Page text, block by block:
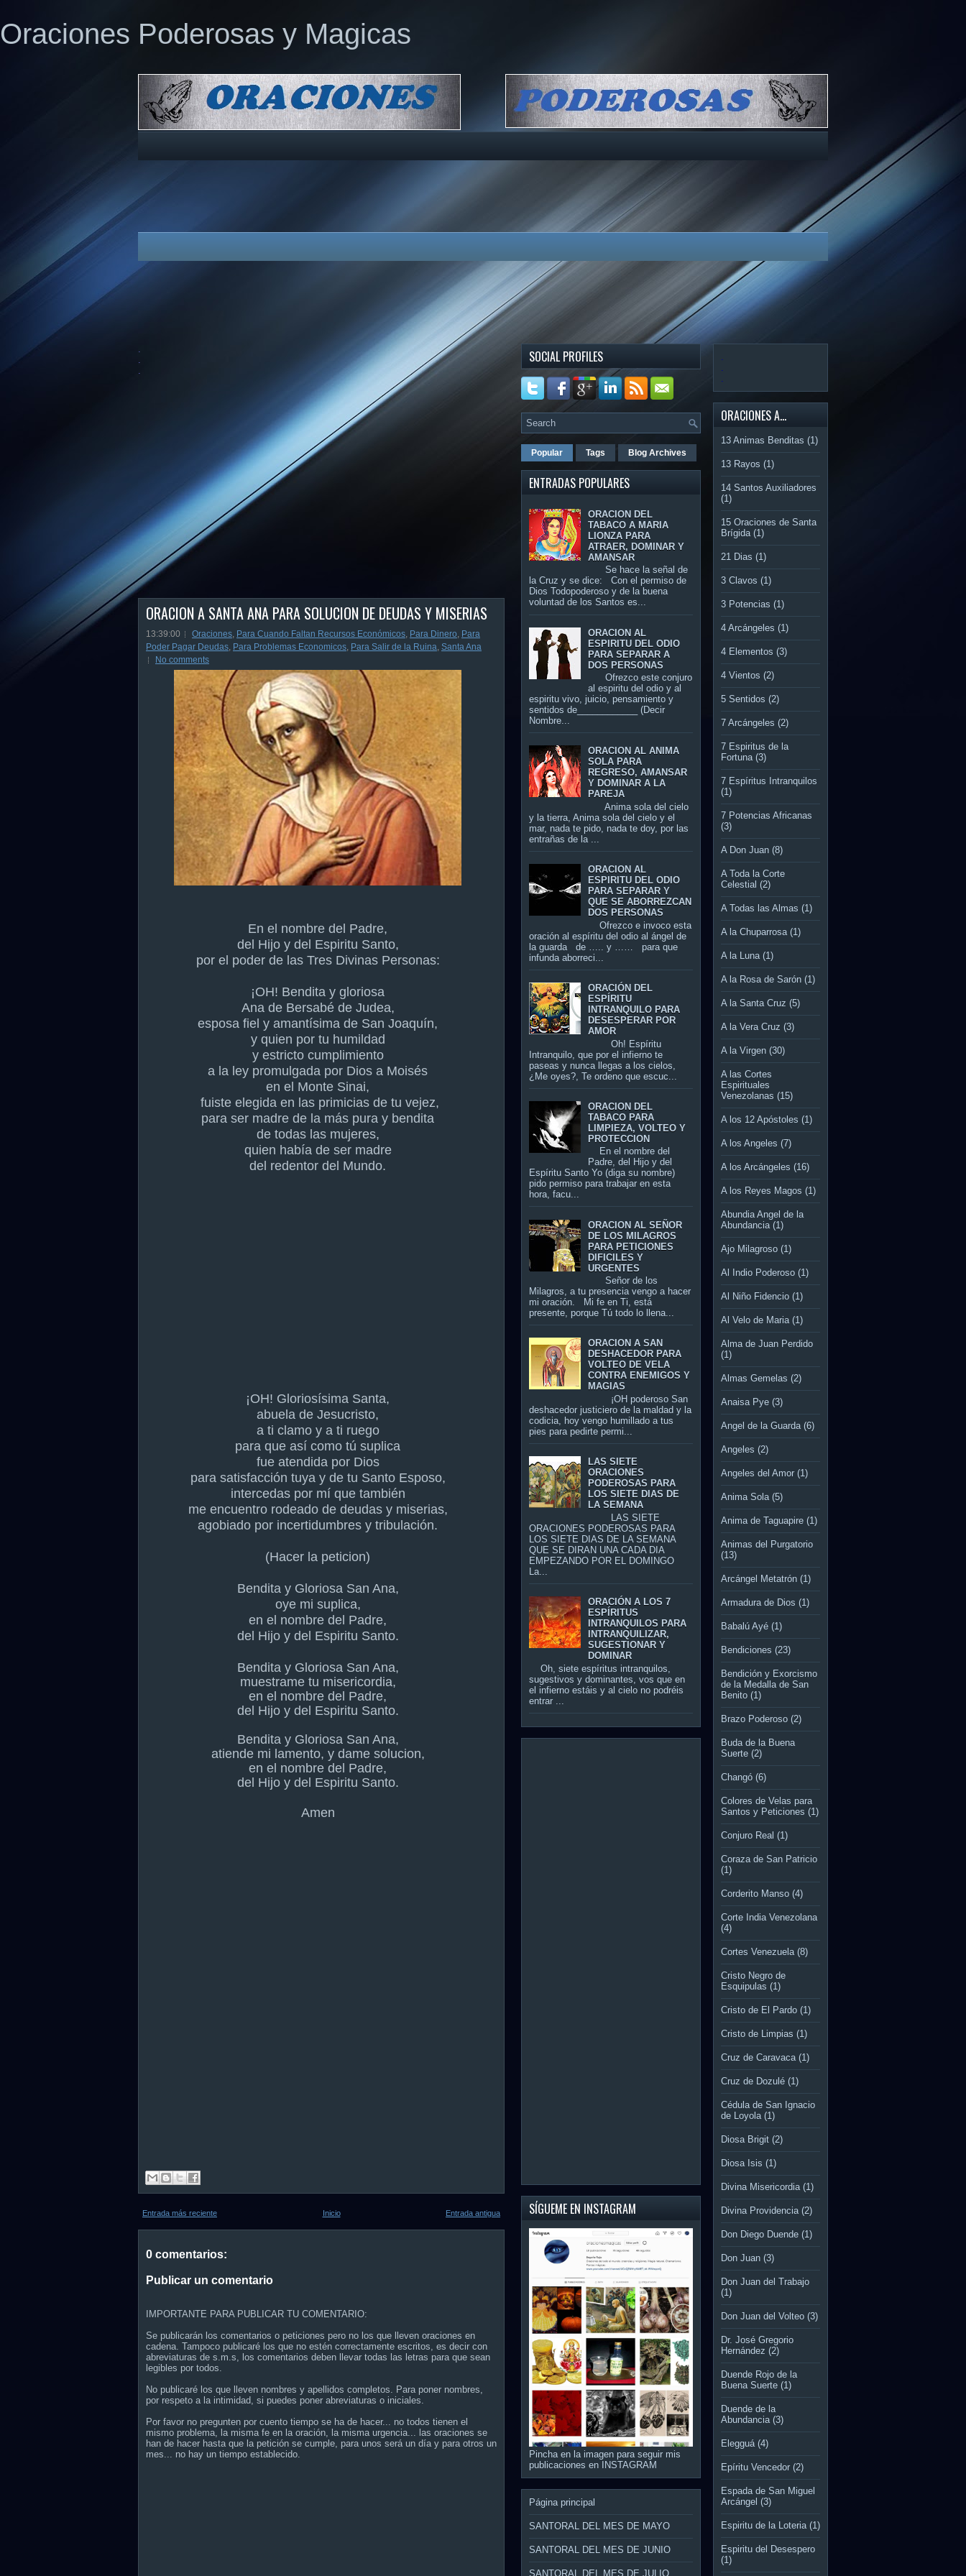
Oraciones Poderosas y Magicas
ORACION A SANTA ANA PARA SOLUCION DE DEUDAS Y MISERIAS
13:39:00 Oraciones Para Cuando Faltan Recursos Económicos Para Dinero Para
Poder Pagar Deudas Para Problemas Economicos Para Salir de la Ruina Santa Ana
No comments
En el nombre del Padre,
del Hijo y del Espiritu Santo,
por el poder de las Tres Divinas Personas:
¡OH! Bendita y gloriosa
Ana de Bersabé de Judea,
esposa fiel y amantísima de San Joaquín,
y quien por tu humildad
y estricto cumplimiento
a la ley promulgada por Dios a Moisés
en el Monte Sinai,
fuiste elegida en las primicias de tu vejez,
para ser madre de la más pura y bendita
de todas las mujeres,
quien había de ser madre
del redentor del Mundo.
¡OH! Gloriosísima Santa,
abuela de Jesucristo,
a ti clamo y a ti ruego
para que así como tú suplica
fue atendida por Dios
para satisfacción tuya y de tu Santo Esposo,
intercedas por mí que también
me encuentro rodeado de deudas y miserias,
agobiado por incertidumbres y tribulación.
(Hacer la peticion)
Bendita y Gloriosa San Ana,
oye mi suplica,
en el nombre del Padre,
del Hijo y del Espiritu Santo.
Bendita y Gloriosa San Ana,
muestrame tu misericordia,
en el nombre del Padre,
del Hijo y del Espiritu Santo.
Bendita y Gloriosa San Ana,
atiende mi lamento, y dame solucion,
en el nombre del Padre,
del Hijo y del Espiritu Santo.
Amen
Entrada más reciente Entrada antigua
Inicio
0 comentarios:
Publicar un comentario
IMPORTANTE PARA PUBLICAR TU COMENTARIO:
Se publicarán los comentarios o peticiones pero no los que lleven oraciones en
cadena. Tampoco publicaré los que no estén correctamente escritos, es decir con
abreviaturas de s.m.s, los comentarios deben llevar todas las letras para que sean
legibles por todos.
No publicaré los que lleven nombres y apellidos completos. Para poner nombres,
por respeto a la intimidad, si puedes poner abreviaturas o iniciales.
Por favor no pregunten por cuento tiempo se ha de hacer... no todos tienen el
mismo problema, la misma fe en la oración, la misma urgencia... las oraciones se
han de hacer hasta que la petición se cumple, para unos será un día y para otros un
mes... no hay un tiempo establecido.
SOCIAL PROFILES
Popular Tags Blog Archives
ENTRADAS POPULARES
ORACION DEL
TABACO A MARIA
LIONZA PARA
ATRAER, DOMINAR Y
AMANSAR
Se hace la señal de
la Cruz y se dice: Con el permiso de
Dios Todopoderoso y de la buena
voluntad de los Santos es...
ORACION AL
ESPIRITU DEL ODIO
PARA SEPARAR A
DOS PERSONAS
Ofrezco este conjuro
al espiritu del odio y al
espiritu vivo, juicio, pensamiento y
sentidos de____________ (Decir
Nombre...
ORACION AL ANIMA
SOLA PARA
REGRESO, AMANSAR
Y DOMINAR A LA
PAREJA
Anima sola del cielo
y la tierra, Anima sola del cielo y el
mar, nada te pido, nada te doy, por las
entrañas de la ...
ORACION AL
ESPIRITU DEL ODIO
PARA SEPARAR Y
QUE SE ABORREZCAN
DOS PERSONAS
Ofrezco e invoco esta
oración al espíritu del odio al ángel de
la guarda de ….. y …… para que
infunda aborreci...
ORACIÓN DEL
ESPÍRITU
INTRANQUILO PARA
DESESPERAR POR
AMOR
Oh! Espíritu
Intranquilo, que por el infierno te
paseas y nunca llegas a los cielos,
¿Me oyes?, Te ordeno que escuc...
ORACION DEL
TABACO PARA
LIMPIEZA, VOLTEO Y
PROTECCION
En el nombre del
Padre, del Hijo y del
Espíritu Santo Yo (diga su nombre)
pido permiso para trabajar en esta
hora, facu...
ORACION AL SEÑOR
DE LOS MILAGROS
PARA PETICIONES
DIFICILES Y
URGENTES
Señor de los
Milagros, a tu presencia vengo a hacer
mi oración. Mi fe en Ti, está
presente, porque Tú todo lo llena...
ORACION A SAN
DESHACEDOR PARA
VOLTEO DE VELA
CONTRA ENEMIGOS Y
MAGIAS
¡OH poderoso San
deshacedor justiciero de la maldad y la
codicia, hoy vengo humillado a tus
pies para pedirte permi...
LAS SIETE
ORACIONES
PODEROSAS PARA
LOS SIETE DIAS DE
LA SEMANA
LAS SIETE
ORACIONES PODEROSAS PARA
LOS SIETE DIAS DE LA SEMANA
QUE SE DIRAN UNA CADA DIA
EMPEZANDO POR EL DOMINGO
La...
ORACIÓN A LOS 7
ESPÍRITUS
INTRANQUILOS PARA
INTRANQUILIZAR,
SUGESTIONAR Y
DOMINAR
Oh, siete espíritus intranquilos,
sugestivos y dominantes, vos que en
el infierno estáis y al cielo no podréis
entrar ...
SÍGUEME EN INSTAGRAM
Pincha en la imagen para seguir mis
publicaciones en INSTAGRAM
Página principal
SANTORAL DEL MES DE MAYO
SANTORAL DEL MES DE JUNIO
SANTORAL DEL MES DE JULIO
ORACIONES A...
13 Animas Benditas (1)
13 Rayos (1)
14 Santos Auxiliadores
(1)
15 Oraciones de Santa
Brígida (1)
21 Dias (1)
3 Clavos (1)
3 Potencias (1)
4 Arcángeles (1)
4 Elementos (3)
4 Vientos (2)
5 Sentidos (2)
7 Arcángeles (2)
7 Espiritus de la
Fortuna (3)
7 Espíritus Intranquilos
(1)
7 Potencias Africanas
(3)
A Don Juan (8)
A Toda la Corte
Celestial (2)
A Todas las Almas (1)
A la Chuparrosa (1)
A la Luna (1)
A la Rosa de Sarón (1)
A la Santa Cruz (5)
A la Vera Cruz (3)
A la Virgen (30)
A las Cortes
Espirituales
Venezolanas (15)
A los 12 Apóstoles (1)
A los Angeles (7)
A los Arcángeles (16)
A los Reyes Magos (1)
Abundia Angel de la
Abundancia (1)
Ajo Milagroso (1)
Al Indio Poderoso (1)
Al Niño Fidencio (1)
Al Velo de Maria (1)
Alma de Juan Perdido
(1)
Almas Gemelas (2)
Anaisa Pye (3)
Angel de la Guarda (6)
Angeles (2)
Angeles del Amor (1)
Anima Sola (5)
Anima de Taguapire (1)
Animas del Purgatorio
(13)
Arcángel Metatrón (1)
Armadura de Dios (1)
Babalú Ayé (1)
Bendiciones (23)
Bendición y Exorcismo
de la Medalla de San
Benito (1)
Brazo Poderoso (2)
Buda de la Buena
Suerte (2)
Changó (6)
Colores de Velas para
Santos y Peticiones (1)
Conjuro Real (1)
Coraza de San Patricio
(1)
Corderito Manso (4)
Corte India Venezolana
(4)
Cortes Venezuela (8)
Cristo Negro de
Esquipulas (1)
Cristo de El Pardo (1)
Cristo de Limpias (1)
Cruz de Caravaca (1)
Cruz de Dozulé (1)
Cédula de San Ignacio
de Loyola (1)
Diosa Brigit (2)
Diosa Isis (1)
Divina Misericordia (1)
Divina Providencia (2)
Don Diego Duende (1)
Don Juan (3)
Don Juan del Trabajo
(1)
Don Juan del Volteo (3)
Dr. José Gregorio
Hernández (2)
Duende Rojo de la
Buena Suerte (1)
Duende de la
Abundancia (3)
Elegguá (4)
Epíritu Vencedor (2)
Espada de San Miguel
Arcángel (3)
Espiritu de la Loteria (1)
Espiritu del Desespero
(1)